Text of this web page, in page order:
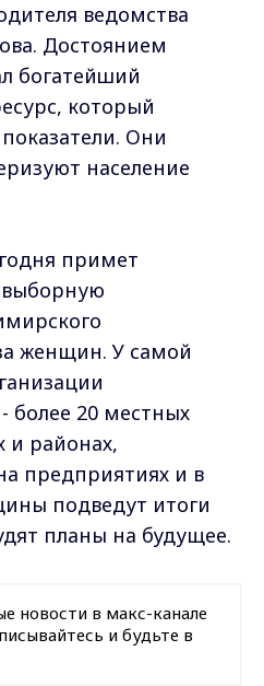
ведомства
Достоянием
богатейший
который
Они
население
примет
женщин. У самой
более 20 местных
и районах,
предприятиях и в
подведут итоги
планы на будущее.
новости в макс-канале
и будьте в